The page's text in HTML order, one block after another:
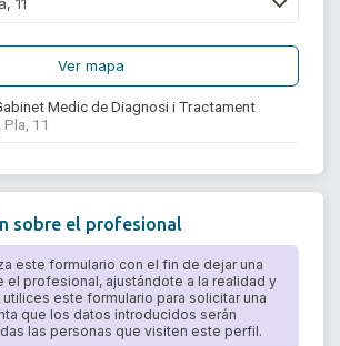
Ver mapa
Medic de Diagnosi i Tractament
11
sobre el profesional
este formulario con el fin de dejar una
el profesional, ajustándote a la realidad y
este formulario para solicitar una
que los datos introducidos serán
las personas que visiten este perfil.